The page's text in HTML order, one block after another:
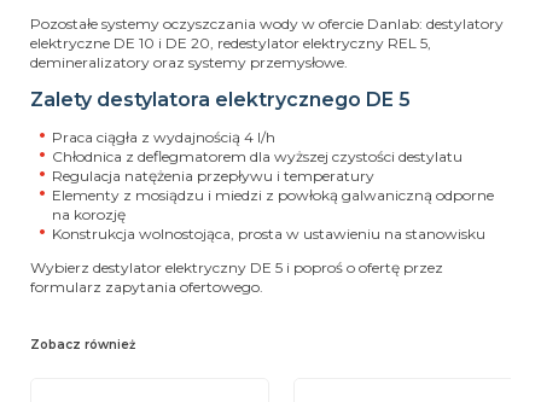
Pozostałe systemy oczyszczania wody w ofercie Danlab: destylatory
elektryczne DE 10 i DE 20, redestylator elektryczny REL 5,
demineralizatory oraz systemy przemysłowe.
Zalety destylatora elektrycznego DE 5
Praca ciągła z wydajnością 4 l/h
Chłodnica z deflegmatorem dla wyższej czystości destylatu
Regulacja natężenia przepływu i temperatury
Elementy z mosiądzu i miedzi z powłoką galwaniczną odporne
na korozję
Konstrukcja wolnostojąca, prosta w ustawieniu na stanowisku
Wybierz destylator elektryczny DE 5 i poproś o ofertę przez
formularz zapytania ofertowego.
Zobacz również